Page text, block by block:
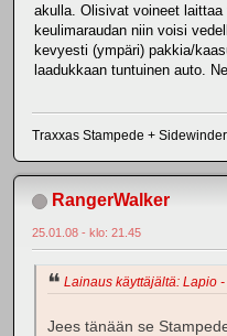
akulla. Olisivat voineet
keulimaraudan niin voisi
kevyesti (ympäri) pakkia/
laadukkaan tuntuinen auto.
Traxxas Stampede +
RangerWalker
25.01.08 - klo: 21.45
Lainaus käyttäjältä: Lapio
Jees tänään se